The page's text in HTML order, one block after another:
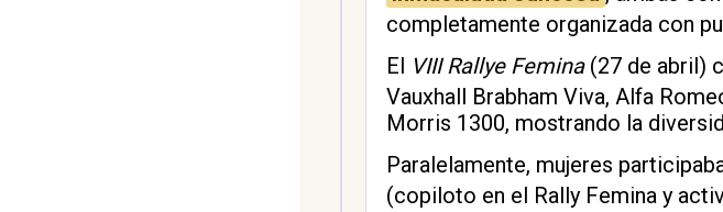
completamente organizada con
El VIII Rallye Femina(27 de abril)
Vauxhall Brabham Viva, Alfa
Morris 1300, mostrando la
Paralelamente, mujeres
(copiloto en el Rally Femina y